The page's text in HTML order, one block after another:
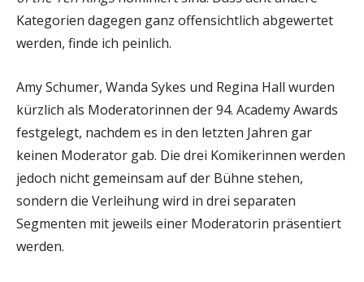
Kategorien dagegen ganz offensichtlich abgewertet
werden, finde ich peinlich.
Amy Schumer, Wanda Sykes und Regina Hall wurden
kürzlich als Moderatorinnen der 94. Academy Awards
festgelegt, nachdem es in den letzten Jahren gar
keinen Moderator gab. Die drei Komikerinnen werden
jedoch nicht gemeinsam auf der Bühne stehen,
sondern die Verleihung wird in drei separaten
Segmenten mit jeweils einer Moderatorin präsentiert
werden.